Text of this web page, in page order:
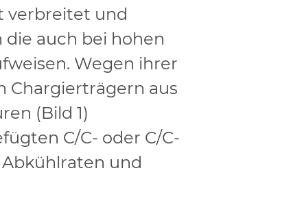
verbreitet und
die auch bei hohen
eisen. Wegen ihrer
Chargierträgern aus
(Bild 1)
C/C- oder C/C-
und